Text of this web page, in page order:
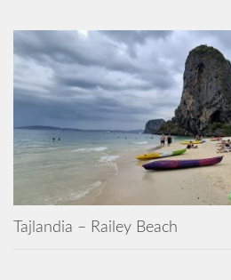
Tajlandia – Railey Beach